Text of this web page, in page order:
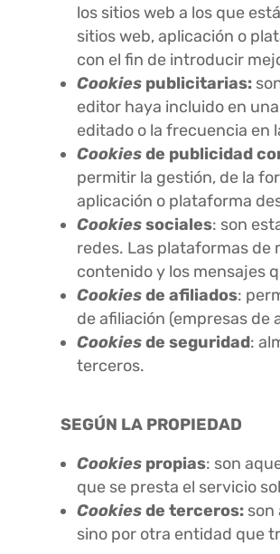
los sitios web a los que
sitios web, aplicación o
con el fin de introducir
Cookies publicitarias:
editor haya incluido en
editado o la frecuencia en
Cookiesde publicidad
permitir la gestión, de la
aplicación o plataforma
Cookiessociales: son
redes. Las plataformas de
contenido y los mensajes
Cookiesde afiliados:
de afiliación (empresas de
Cookiesde seguridad:
terceros.
SEGÚN LA PROPIEDAD
Cookies propias: son
que se presta el servicio
Cookiesde terceros: son
sino por otra entidad que